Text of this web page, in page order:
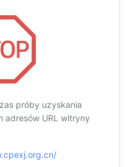
próby uzyskania
adresów URL witryny